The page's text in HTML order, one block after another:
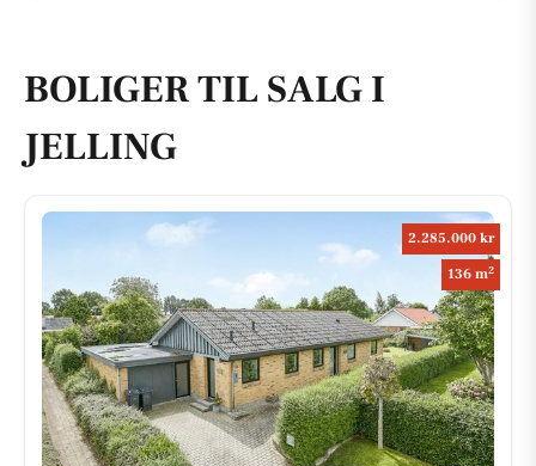
BOLIGER TIL SALG I
JELLING
2.285.000 kr
136 m2